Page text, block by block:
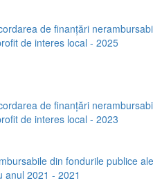
de finanţări
de interes local - 2025
de finanţări
de interes local - 2023
din fondurile publice
anul 2021 - 2021